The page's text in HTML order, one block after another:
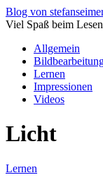
Blog von
Viel Spaß beim Lesen
Allgemein
Lernen
Impressionen
Videos
Licht
Lernen